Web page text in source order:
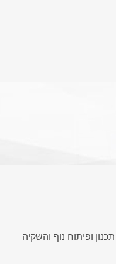
ופיתוח נוף והשקיה